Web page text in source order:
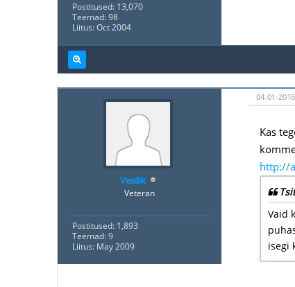
Postitused: 13,070
Teemad: 98
Liitus: Oct 2004
Vesilik
Veteran
Postitused: 1,893
Teemad: 9
Liitus: May 2009
04-01-
Kas
http://
Vaid
isegi